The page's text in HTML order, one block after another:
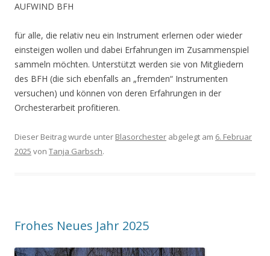
AUFWIND BFH
für alle, die relativ neu ein Instrument erlernen oder wieder
einsteigen wollen und dabei Erfahrungen im Zusammenspiel
sammeln möchten. Unterstützt werden sie von Mitgliedern
des BFH (die sich ebenfalls an „fremden“ Instrumenten
versuchen) und können von deren Erfahrungen in der
Orchesterarbeit profitieren.
Dieser Beitrag wurde unter Blasorchester abgelegt am 6. Februar
2025 von Tanja Garbsch.
Frohes Neues Jahr 2025